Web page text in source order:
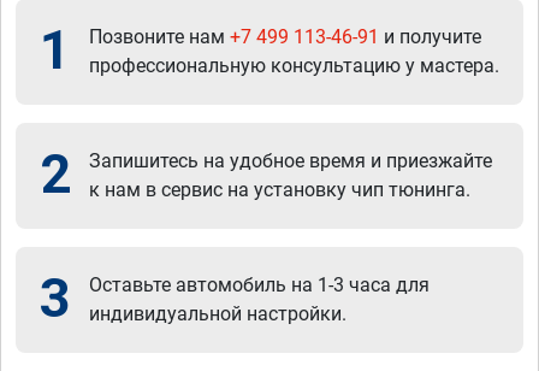
1 Позвоните нам +7 499 113-46-91 и получите
профессиональную консультацию у мастера.
2
Запишитесь на удобное время и приезжайте
к нам в сервис на установку чип тюнинга.
3
Оставьте автомобиль на 1-3 часа для
индивидуальной настройки.